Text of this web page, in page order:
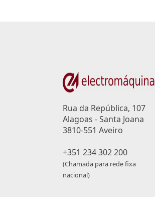
Rua da República, 107
Alagoas - Santa Joana
3810-551 Aveiro
+351 234 302 200
(Chamada para rede fixa
nacional)